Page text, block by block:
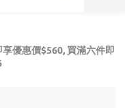
優惠價$560, 買滿六件即